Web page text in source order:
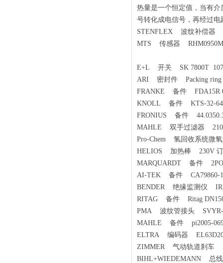
热量是一个恒定值，当有
号转化成电信号，再经过
STENFLEX 波纹补偿器
MTS 传感器
E+L 开关 SK 7800T
ARI 密封件 Packing ring -
FRANKE 备件 FDA15R
KNOLL 备件 KTS-32-
FRONIUS 备件
MAHLE 双手过滤器
Pro-Chem 氢回收系统微氧
HELIOS 加热棒 230V 订
MARQUARDT 备件
AI-TEK 备件 CA79860-
BENDER 绝缘监测仪
RITAG 备件 Ritag DN150
PMA 波纹管接头 SVYR-
MAHLE 备件 pi2005-
ELTRA 编码器
ZIMMER 气动轨道刹车
BIHL+WIEDEMANN 总